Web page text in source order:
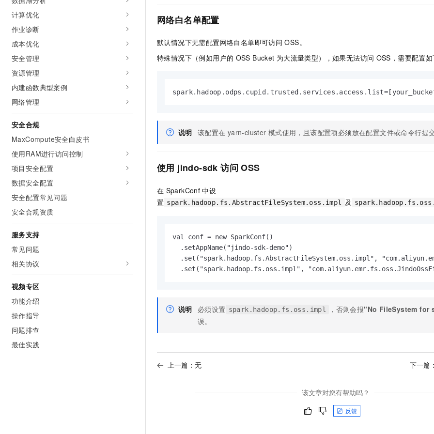
计算优化
作业诊断
成本优化
安全管理
资源管理
内建函数典型案例
网络管理
安全合规
MaxCompute安全白皮书
使用RAM进行访问控制
项目安全配置
数据安全配置
安全配置常见问题
安全合规资质
服务支持
常见问题
相关协议
视频专区
功能介绍
操作指导
问题排查
最佳实践
网络白名单配置
默认情况下无需配置网络白名单即可访问 OSS。
特殊情况下（例如用户的 OSS Bucket 为大流量类型），如果无法访问 OSS，需要配置
说明 该配置在 yarn-cluster 模式使用，且该配置项必须放在配置文件或命令行提
使用 jindo-sdk 访问 OSS
在 SparkConf 中设
置 spark.hadoop.fs.AbstractFileSystem.oss.impl 及
val conf = new SparkConf()
  .setAppName("jindo-sdk-demo")
.set("spark.hadoop.fs.AbstractFileSystem.oss.impl",
.set("spark.hadoop.fs.oss.impl",
说明 必须设置 spark.hadoop.fs.oss.impl ，否则会报"No FileSystem for
误。
上一篇：无 下一篇
该文章对您有帮助吗？
反馈